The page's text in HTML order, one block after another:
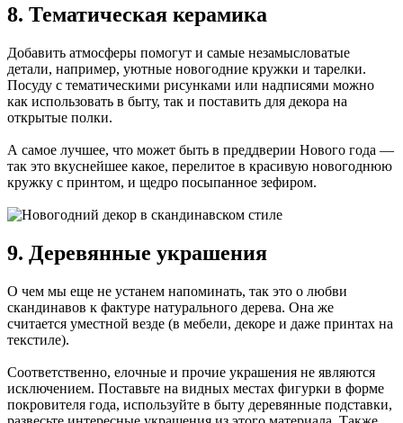
8. Тематическая керамика
Добавить атмосферы помогут и самые незамысловатые
детали, например, уютные новогодние кружки и тарелки.
Посуду с тематическими рисунками или надписями можно
как использовать в быту, так и поставить для декора на
открытые полки.
А самое лучшее, что может быть в преддверии Нового года —
так это вкуснейшее какое, перелитое в красивую новогоднюю
кружку с принтом, и щедро посыпанное зефиром.
9. Деревянные украшения
О чем мы еще не устанем напоминать, так это о любви
скандинавов к фактуре натурального дерева. Она же
считается уместной везде (в мебели, декоре и даже принтах на
текстиле).
Соответственно, елочные и прочие украшения не являются
исключением. Поставьте на видных местах фигурки в форме
покровителя года, используйте в быту деревянные подставки,